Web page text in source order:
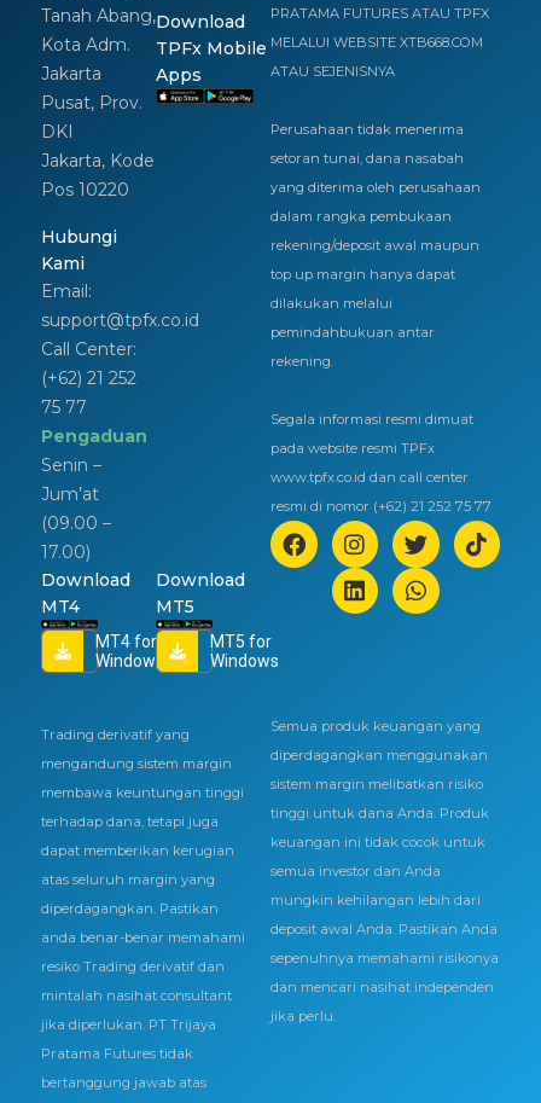
Tanah Abang,
Kota Adm.
Jakarta
Pusat, Prov.
DKI
Jakarta, Kode
Pos 10220
Hubungi
Kami
Email:
support@tpfx.co.id
Call Center:
(+62) 21 252
75 77
Pengaduan
Senin –
Jum’at
(09.00 –
17.00)
Download
TPFx Mobile
Apps
Download
MT4
MT4 for
Windows
Download
MT5
MT5 for
Windows
PRATAMA FUTURES ATAU TPFX
MELALUI WEBSITE XTB668.COM
ATAU SEJENISNYA
Perusahaan tidak menerima
setoran tunai, dana nasabah
yang diterima oleh perusahaan
dalam rangka pembukaan
rekening/deposit awal maupun
top up margin hanya dapat
dilakukan melalui
pemindahbukuan antar
rekening.
Segala informasi resmi dimuat
pada website resmi TPFx
www.tpfx.co.id dan call center
resmi di nomor (+62) 21 252 75 77
Trading derivatif yang
mengandung sistem margin
membawa keuntungan tinggi
terhadap dana, tetapi juga
dapat memberikan kerugian
atas seluruh margin yang
diperdagangkan. Pastikan
anda benar-benar memahami
resiko Trading derivatif dan
mintalah nasihat consultant
jika diperlukan. PT Trijaya
Pratama Futures tidak
bertanggung jawab atas
Semua produk keuangan yang
diperdagangkan menggunakan
sistem margin melibatkan risiko
tinggi untuk dana Anda. Produk
keuangan ini tidak cocok untuk
semua investor dan Anda
mungkin kehilangan lebih dari
deposit awal Anda. Pastikan Anda
sepenuhnya memahami risikonya
dan mencari nasihat independen
jika perlu.